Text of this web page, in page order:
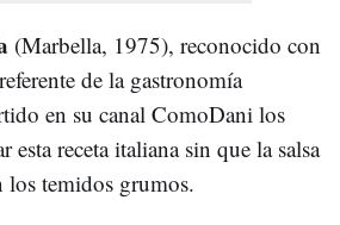
(Marbella, 1975), reconocido con
de la gastronomía
en su canal ComoDani los
esta receta italiana sin que la salsa
los temidos grumos.